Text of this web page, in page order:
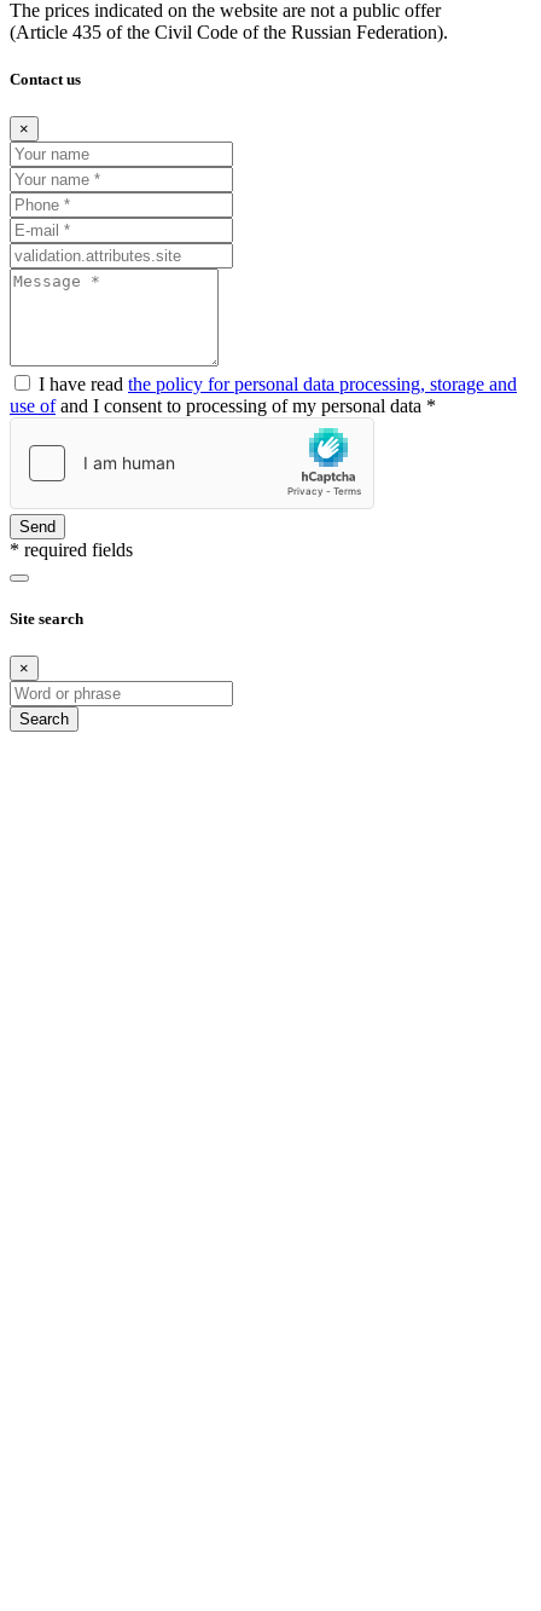
The prices indicated on the website are not a public offer
(Article 435 of the Civil Code of the Russian Federation).
Contact us
×
I have read the policy for personal data processing, storage and
use ofand I consent to processing of my personal data *
Send
* required fields
Site search
×
Search